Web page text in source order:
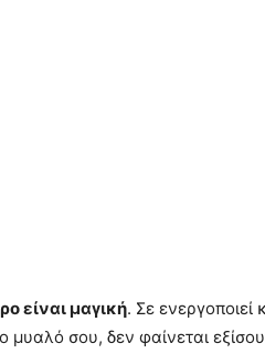
είναι μαγική. Σε ενεργοποιεί
σου, δεν φαίνεται